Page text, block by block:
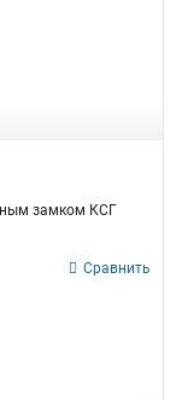
замком КСГ
Сравнить